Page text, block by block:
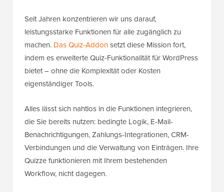
Seit Jahren konzentrieren wir uns darauf,
leistungsstarke Funktionen für alle zugänglich zu
machen. Das Quiz-Addonsetzt diese Mission fort,
indem es erweiterte Quiz-Funktionalität für WordPress
bietet – ohne die Komplexität oder Kosten
eigenständiger Tools.
Alles lässt sich nahtlos in die Funktionen integrieren,
die Sie bereits nutzen: bedingte Logik, E-Mail-
Benachrichtigungen, Zahlungs-Integrationen, CRM-
Verbindungen und die Verwaltung von Einträgen. Ihre
Quizze funktionieren mit Ihrem bestehenden
Workflow, nicht dagegen.